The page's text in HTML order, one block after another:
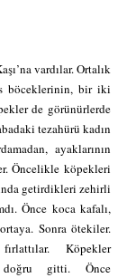
vardılar. Ortalık
böceklerinin, bir iki
de görünürlerde
tezahürü kadın
ayaklarının
Öncelikle köpekleri
getirdikleri zehirli
Önce koca kafalı,
Sonra ötekiler.
Köpekler
doğru gitti. Önce